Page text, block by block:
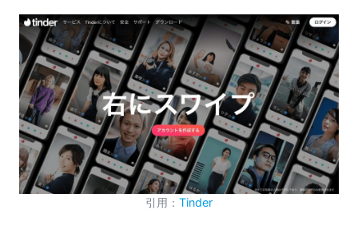
引用： Tinder